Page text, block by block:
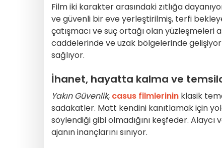
Film iki karakter arasındaki zıtlığa
ve güvenli bir eve yerleştirilmiş, terfi
çatışmacı ve suç ortağı olan yüzleşmeleri
caddelerinde ve uzak bölgelerinde
sağlıyor.
İhanet, hayatta kalma ve
Yakın Güvenlik, casus filmlerinin klasik
sadakatler. Matt kendini kanıtlamak için
söylendiği gibi olmadığını keşfeder.
ajanın inançlarını sınıyor.